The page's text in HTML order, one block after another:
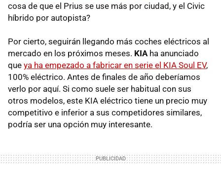
cosa de que el Prius se use más por ciudad, y el Civic
híbrido por autopista?
Por cierto, seguirán llegando más coches eléctricos al
mercado en los próximos meses. KIA ha anunciado
que ya ha empezado a fabricar en serie el KIA Soul EV,
100% eléctrico. Antes de finales de año deberíamos
verlo por aquí. Si como suele ser habitual con sus
otros modelos, este KIA eléctrico tiene un precio muy
competitivo e inferior a sus competidores similares,
podría ser una opción muy interesante.